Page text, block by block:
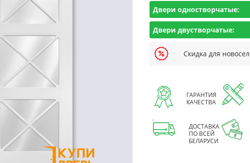
Двери одностворчатые:
Двери двустворчатые:
Скидка для
ГАРАНТИЯ
КАЧЕСТВА
ДОСТАВКА
ПО ВСЕЙ
БЕЛАРУСИ